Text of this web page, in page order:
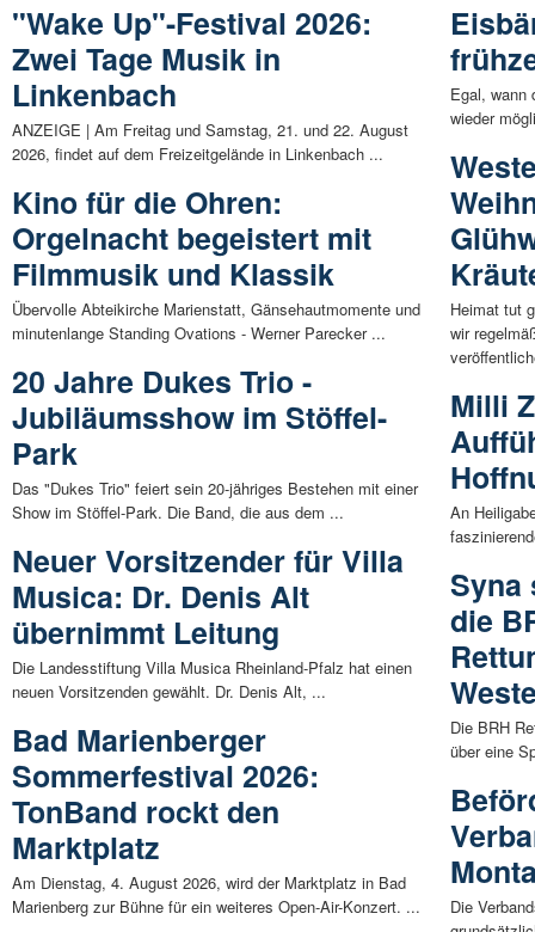
"Wake Up"-Festival 2026:
Zwei Tage Musik in
Linkenbach
ANZEIGE | Am Freitag und Samstag, 21. und 22. August
2026, findet auf dem Freizeitgelände in Linkenbach ...
Kino für die Ohren:
Orgelnacht begeistert mit
Filmmusik und Klassik
Übervolle Abteikirche Marienstatt, Gänsehautmomente und
minutenlange Standing Ovations - Werner Parecker ...
20 Jahre Dukes Trio -
Jubiläumsshow im Stöffel-
Park
Das "Dukes Trio" feiert sein 20-jähriges Bestehen mit einer
Show im Stöffel-Park. Die Band, die aus dem ...
Neuer Vorsitzender für Villa
Musica: Dr. Denis Alt
übernimmt Leitung
Die Landesstiftung Villa Musica Rheinland-Pfalz hat einen
neuen Vorsitzenden gewählt. Dr. Denis Alt, ...
Bad Marienberger
Sommerfestival 2026:
TonBand rockt den
Marktplatz
Am Dienstag, 4. August 2026, wird der Marktplatz in Bad
Marienberg zur Bühne für ein weiteres Open-Air-Konzert. ...
Egal, wann
wieder
Heimat tut
wir
Milli
An
Syna
die
Die BRH
über eine
Die